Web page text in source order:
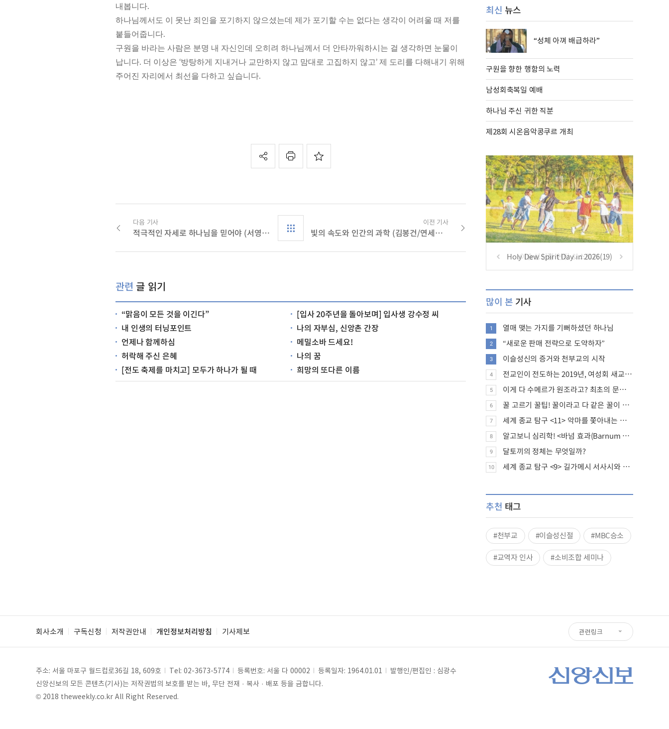
내봅니다.
하나님께서도 이 못난 죄인을 포기하지 않으셨는데 제가 포기할 수는 없다는 생각이 어려울 때 저를
붙들어줍니다.
구원을 바라는 사람은 분명 내 자신인데 오히려 하나님께서 더 안타까워하시는 걸 생각하면 눈물이
납니다. 더 이상은 ‘방탕하게 지내거나 교만하지 않고 맘대로 고집하지 않고’ 제 도리를 다해내기 위해
주어진 자리에서 최선을 다하고 싶습니다.
다음 기사
적극적인 자세로 하나님을 믿어야 (서영숙/시온입사생)
이전 기사
빛의 속도와 인간의 과학 (김봉건/연세대 박사과정, 서대문교회)
관련 글 읽기
“맑음이 모든 것을 이긴다”
[입사 20주년을 돌아보며] 입사생 강수정 씨
내 인생의 터닝포인트
나의 자부심, 신앙촌 간장
언제나 함께하심
메밀소바 드세요!
허락해 주신 은혜
나의 꿈
[전도 축제를 마치고] 모두가 하나가 될 때
희망의 또다른 이름
최신 뉴스
“성체 아껴 배급하라”
구원을 향한 행함의 노력
남성회축복일 예배
하나님 주신 귀한 직분
제28회 시온음악콩쿠르 개최
Holy Dew Spirit Day in 2026(19)
많이 본 기사
1 열매 맺는 가지를 기뻐하셨던 하나님
2 “새로운 판매 전략으로 도약하자”
3 이슬성신의 증거와 천부교의 시작
4 전교인이 전도하는 2019년, 여성회 새교인 증가 추세
5 이게 다 수메르가 원조라고? 최초의 문명, 수메르는 어떤 문명이었을까?
6 꿀 고르기 꿀팁! 꿀이라고 다 같은 꿀이 아니다!
7 세계 종교 탐구 <11> 악마를 쫓아내는 의식의 뿌리에 대하여
8 알고보니 심리학! <바넘 효과(Barnum effect)>
9 달토끼의 정체는 무엇일까?
10 세계 종교 탐구 <9> 길가메시 서사시와 성경에 대하여
추천 태그
#천부교 #이슬성신절
#MBC승소
#교역자 인사
#소비조합 세미나
회사소개 구독신청 저작권안내 개인정보처리방침 기사제보 관련링크
주소: 서울 마포구 월드컵로36길 18, 609호 Tel: 02-3673-5774 등록번호: 서울 다 00002 등록일자: 1964.01.01
발행인/편집인 : 심광수
신앙신보의 모든 콘텐츠(기사)는 저작권법의 보호를 받는 바, 무단 전재 · 복사 · 배포 등을 금합니다.
© 2018 theweekly.co.kr All Right Reserved.